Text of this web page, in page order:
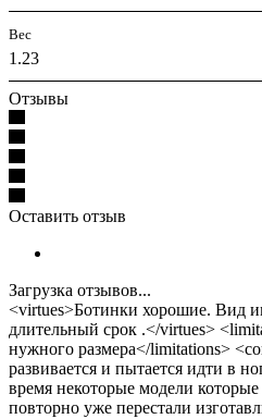
Вес
1.23
Отзывы
Оставить отзыв
Загрузка отзывов...
<virtues>Ботинки хорошие. Вид
длительный срок .</virtues>
нужного размера</limitations>
развивается и пытается идти в
время некоторые модели которые
повторно уже перестали